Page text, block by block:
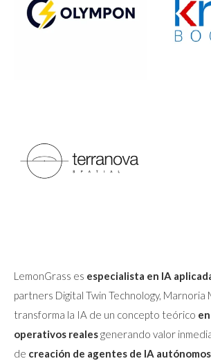
LemonGrass es especialista en IA
partners Digital Twin Technology, Marnoria
transforma la IA de un concepto teórico
operativos realesgenerando valor
de creación de agentes de IA